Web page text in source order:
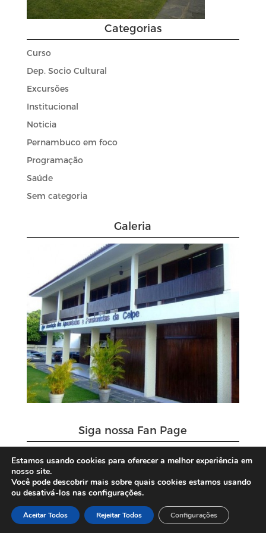
Categorias
Curso
Dep. Socio Cultural
Excursões
Institucional
Noticia
Pernambuco em foco
Programação
Saúde
Sem categoria
Galeria
Siga nossa Fan Page
Estamos usando cookies para oferecer a melhor experiência em
nosso site.
Você pode descobrir mais sobre quais cookies estamos usando
ou desativá-los nas configurações.
Aceitar Todos Rejeitar Todos Configurações